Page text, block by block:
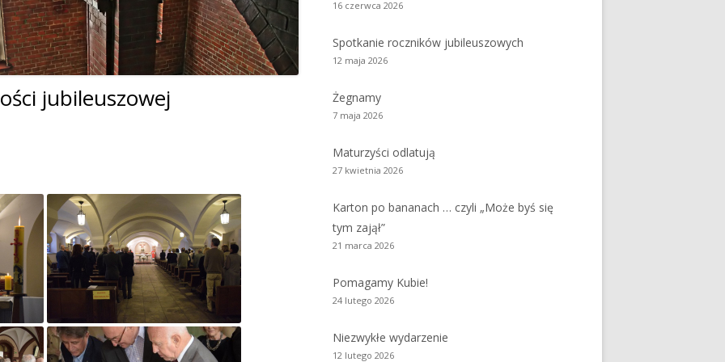
matury S.A.
i wicedyrektorzy Szkoły
i wychowankowie
w latach 1939 –
obiektywie
Biblioteka absolwentów
Kalendarium 2010
Kalendarium 2008
Kalendarium 2004
Wydarzenia z lat 1993 – 2003
jubileuszowej
16 czerwca 2026
Spotkanie roczników jubileuszowych
12 maja 2026
Żegnamy
7 maja 2026
Maturzyści odlatują
27 kwietnia 2026
Karton po bananach … czyli „Może byś się
tym zajął”
21 marca 2026
Pomagamy Kubie!
24 lutego 2026
Niezwykłe wydarzenie
12 lutego 2026